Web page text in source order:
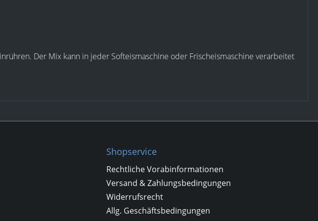
Der Mix kann in jeder Softeismaschine oder Frischeismaschine verarbeitet
Shopservice
Rechtliche Vorabinformationen
Versand & Zahlungsbedingungen
Widerrufsrecht
Allg. Geschäftsbedingungen